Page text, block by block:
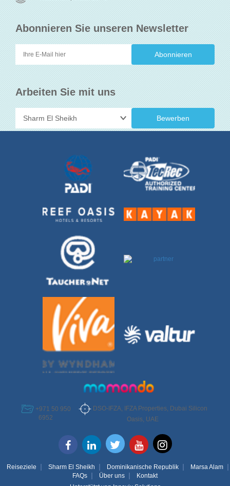
Abonnieren Sie unseren Newsletter
Arbeiten Sie mit uns
Bewerben
+971 50 950
6952
DSO-IFZA, IFZA Properties, Dubai Silicon
Oasis, UAE
Reiseziele Sharm El Sheikh Dominikanische Republik
Marsa Alam
FAQs
Über uns
Kontakt